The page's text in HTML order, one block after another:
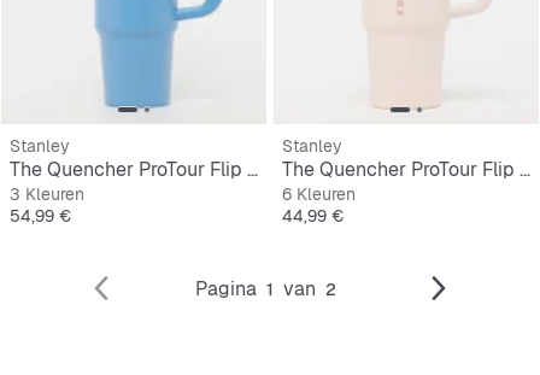
Stanley
The Quencher ProTour Flip Straw Tumbler | 0,9L
3 Kleuren
Prijs
54,99 €
Stanley
The Quencher ProTour Flip Straw Tumbler | 0,6L
6 Kleuren
Prijs
44,99 €
Pagina 1 van 2